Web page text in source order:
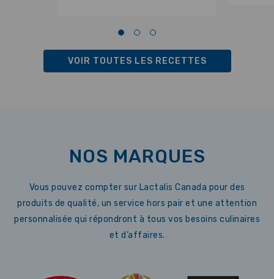
VOIR TOUTES LES RECETTES
NOS MARQUES
Vous pouvez compter sur Lactalis Canada pour des
produits de qualité, un service hors pair et une attention
personnalisée qui répondront à tous vos besoins culinaires
et d’affaires.